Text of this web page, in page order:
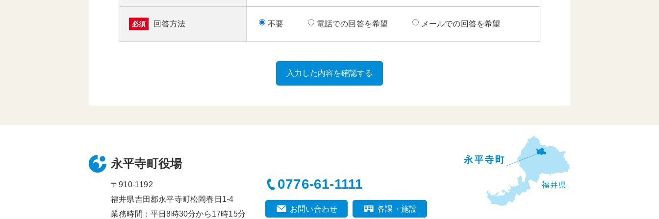
必須 回答方法 不要 電話での回答を希望 メールでの回答を希望
永平寺町役場
〒910-1192
福井県吉田郡永平寺町松岡春日1-4
業務時間：平日8時30分から17時15分
0776-61-1111
お問い合わせ 各課・施設